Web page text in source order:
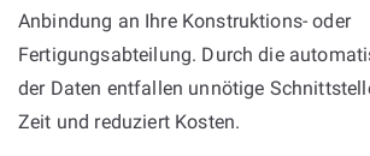
Anbindung an Ihre Konstruktions- oder
Fertigungsabteilung. Durch die
der Daten entfallen unnötige
Zeit und reduziert Kosten.